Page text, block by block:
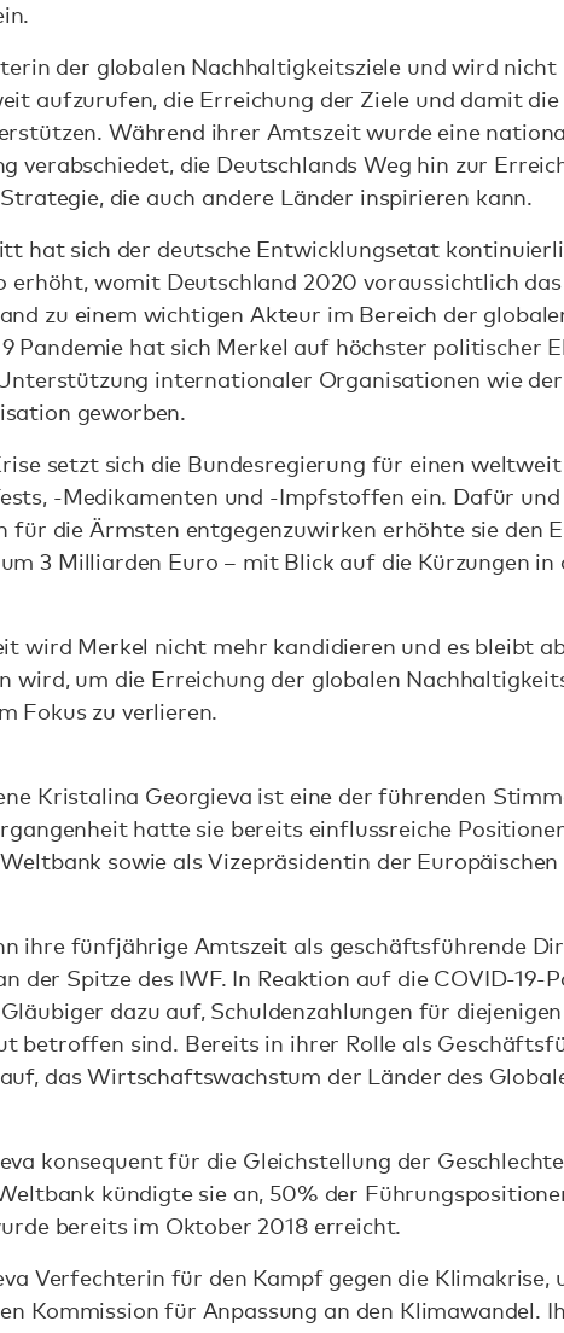
der globalen Nachhaltigkeitsziele und wird
aufzurufen, die Erreichung der Ziele und damit
Während ihrer Amtszeit wurde eine
verabschiedet, die Deutschlands Weg hin zur
die auch andere Länder inspirieren kann.
hat sich der deutsche Entwicklungsetat
erhöht, womit Deutschland 2020 voraussichtlich
zu einem wichtigen Akteur im Bereich der
Pandemie hat sich Merkel auf höchster politischer
internationaler Organisationen wie der
geworben.
setzt sich die Bundesregierung für einen
-Medikamenten und -Impfstoffen ein. Dafür
für die Ärmsten entgegenzuwirken erhöhte sie den
3 Milliarden Euro – mit Blick auf die Kürzungen in
wird Merkel nicht mehr kandidieren und es bleibt
wird, um die Erreichung der globalen
Fokus zu verlieren.
Kristalina Georgieva ist eine der führenden
hatte sie bereits einflussreiche
sowie als Vizepräsidentin der
ihre fünfjährige Amtszeit als geschäftsführende
der Spitze des IWF. In Reaktion auf die COVID-19-
dazu auf, Schuldenzahlungen für
betroffen sind. Bereits in ihrer Rolle als
das Wirtschaftswachstum der Länder des
konsequent für die Gleichstellung der
kündigte sie an, 50% der
bereits im Oktober 2018 erreicht.
Verfechterin für den Kampf gegen die Klimakrise,
Kommission für Anpassung an den Klimawandel.